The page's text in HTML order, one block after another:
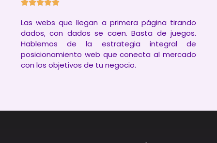
Las webs que llegan a primera página tirando
dados, con dados se caen. Basta de juegos.
Hablemos de la estrategia integral de
posicionamiento web que conecta al mercado
con los objetivos de tu negocio.